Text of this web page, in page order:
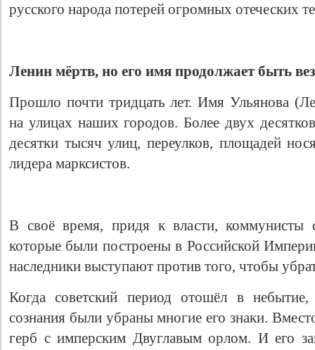
русского народа потерей огромных отеческих
Ленин мёртв, но его имя продолжает быть
Прошло почти тридцать лет. Имя Ульянова
на улицах наших городов. Более двух
десятки тысяч улиц, переулков, площадей
лидера марксистов.
В своё время, придя к власти, коммунисты
которые были построены в Российской
наследники выступают против того, чтобы
Когда советский период отошёл в
сознания были убраны многие его знаки.
герб с имперским Двуглавым орлом. И его